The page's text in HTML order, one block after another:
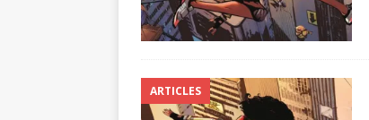
ARTICLES